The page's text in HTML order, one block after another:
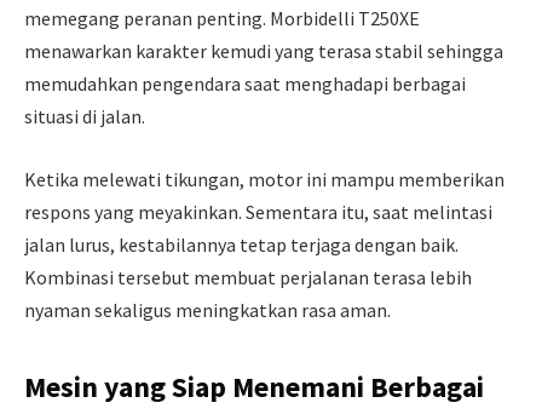
memegang peranan penting. Morbidelli T250XE
menawarkan karakter kemudi yang terasa stabil sehingga
memudahkan pengendara saat menghadapi berbagai
situasi di jalan.
Ketika melewati tikungan, motor ini mampu memberikan
respons yang meyakinkan. Sementara itu, saat melintasi
jalan lurus, kestabilannya tetap terjaga dengan baik.
Kombinasi tersebut membuat perjalanan terasa lebih
nyaman sekaligus meningkatkan rasa aman.
Mesin yang Siap Menemani Berbagai